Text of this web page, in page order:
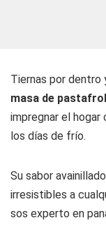
Tiernas por dentro
masa de
impregnar el
los días de frío.
Su sabor
irresistibles a
sos experto en